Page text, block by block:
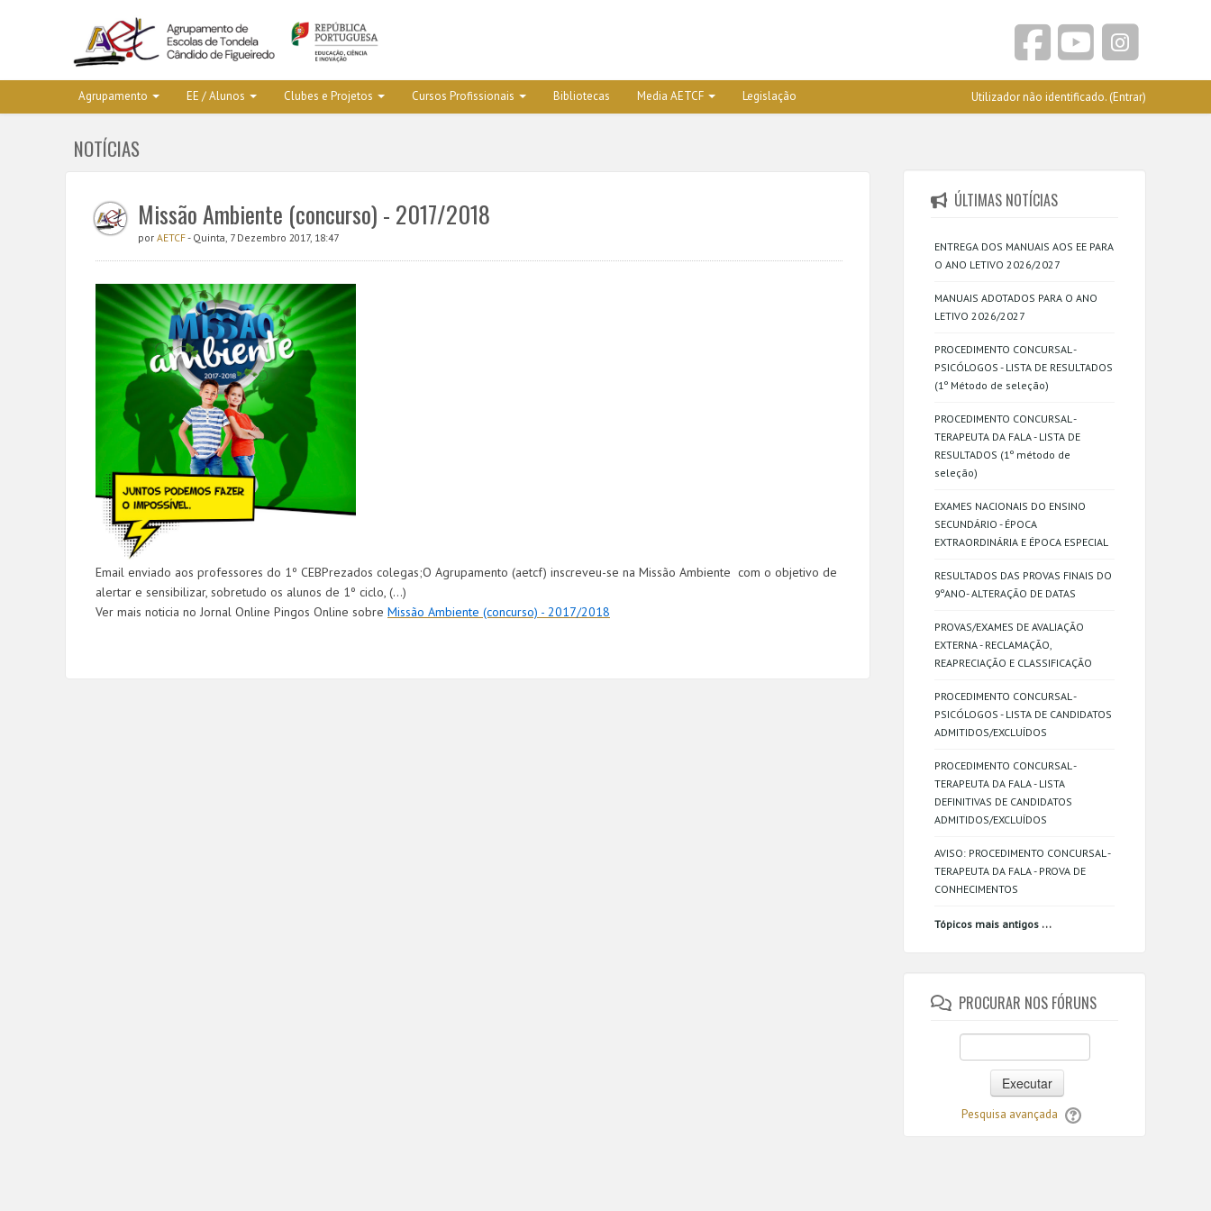
Agrupamento EE / Alunos Clubes e Projetos Cursos Profissionais Bibliotecas Media AETCF Legislação Utilizador não identificado. (Entrar)
NOTÍCIAS
Missão Ambiente (concurso) - 2017/2018
por AETCF- Quinta, 7 Dezembro 2017, 18:47
Email enviado aos professores do 1º CEBPrezados colegas;O Agrupamento (aetcf) inscreveu-se na Missão Ambiente com o objetivo de
alertar e sensibilizar, sobretudo os alunos de 1º ciclo, (...)
Ver mais noticia no Jornal Online Pingos Online sobre Missão Ambiente (concurso) - 2017/2018
ÚLTIMAS NOTÍCIAS
ENTREGA DOS MANUAIS AOS EE PARA
O ANO LETIVO 2026/2027
MANUAIS ADOTADOS PARA O ANO
LETIVO 2026/2027
PROCEDIMENTO CONCURSAL -
PSICÓLOGOS - LISTA DE RESULTADOS
(1º Método de seleção)
PROCEDIMENTO CONCURSAL -
TERAPEUTA DA FALA - LISTA DE
RESULTADOS (1º método de
seleção)
EXAMES NACIONAIS DO ENSINO
SECUNDÁRIO - ÉPOCA
EXTRAORDINÁRIA E ÉPOCA ESPECIAL
RESULTADOS DAS PROVAS FINAIS DO
9ºANO- ALTERAÇÃO DE DATAS
PROVAS/EXAMES DE AVALIAÇÃO
EXTERNA - RECLAMAÇÃO,
REAPRECIAÇÃO E CLASSIFICAÇÃO
PROCEDIMENTO CONCURSAL -
PSICÓLOGOS - LISTA DE CANDIDATOS
ADMITIDOS/EXCLUÍDOS
PROCEDIMENTO CONCURSAL -
TERAPEUTA DA FALA - LISTA
DEFINITIVAS DE CANDIDATOS
ADMITIDOS/EXCLUÍDOS
AVISO: PROCEDIMENTO CONCURSAL -
TERAPEUTA DA FALA - PROVA DE
CONHECIMENTOS
Tópicos mais antigos ...
PROCURAR NOS FÓRUNS
Executar
Pesquisa avançada